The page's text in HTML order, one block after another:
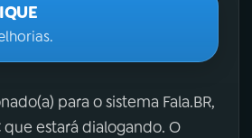
para o sistema Fala.BR,
que estará dialogando. O